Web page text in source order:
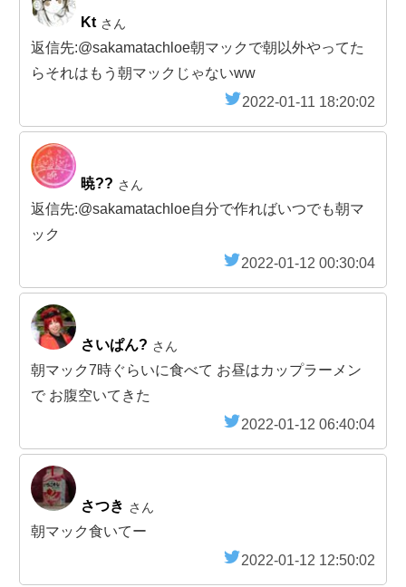
Kt さん
返信先:@sakamatachloe朝マックで朝以外やってた
らそれはもう朝マックじゃないww
2022-01-11 18:20:02
暁?? さん
返信先:@sakamatachloe自分で作ればいつでも朝マ
ック
2022-01-12 00:30:04
さいぱん? さん
朝マック7時ぐらいに食べて お昼はカップラーメン
で お腹空いてきた
2022-01-12 06:40:04
さつき さん
朝マック食いてー
2022-01-12 12:50:02